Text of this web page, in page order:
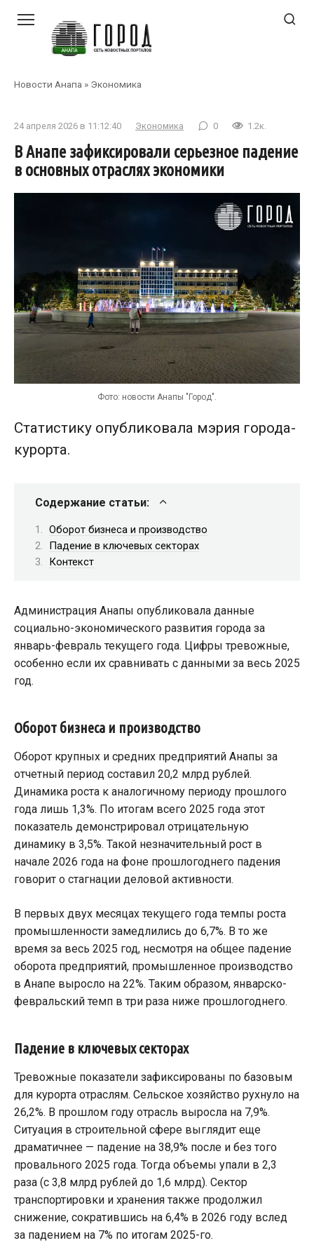
Новости Анапа » Экономика
24 апреля 2026 в 11:12:40 Экономика 0 1.2к.
В Анапе зафиксировали серьезное падение
в основных отраслях экономики
Фото: новости Анапы "Город".
Статистику опубликовала мэрия города-
курорта.
Содержание статьи:
Оборот бизнеса и производство
Падение в ключевых секторах
Контекст
Администрация Анапы опубликовала данные
социально-экономического развития города за
январь-февраль текущего года. Цифры тревожные,
особенно если их сравнивать с данными за весь 2025
год.
Оборот бизнеса и производство
Оборот крупных и средних предприятий Анапы за
отчетный период составил 20,2 млрд рублей.
Динамика роста к аналогичному периоду прошлого
года лишь 1,3%. По итогам всего 2025 года этот
показатель демонстрировал отрицательную
динамику в 3,5%. Такой незначительный рост в
начале 2026 года на фоне прошлогоднего падения
говорит о стагнации деловой активности.
В первых двух месяцах текущего года темпы роста
промышленности замедлились до 6,7%. В то же
время за весь 2025 год, несмотря на общее падение
оборота предприятий, промышленное производство
в Анапе выросло на 22%. Таким образом, январско-
февральский темп в три раза ниже прошлогоднего.
Падение в ключевых секторах
Тревожные показатели зафиксированы по базовым
для курорта отраслям. Сельское хозяйство рухнуло на
26,2%. В прошлом году отрасль выросла на 7,9%.
Ситуация в строительной сфере выглядит еще
драматичнее — падение на 38,9% после и без того
провального 2025 года. Тогда объемы упали в 2,3
раза (с 3,8 млрд рублей до 1,6 млрд). Сектор
транспортировки и хранения также продолжил
снижение, сократившись на 6,4% в 2026 году вслед
за падением на 7% по итогам 2025-го.